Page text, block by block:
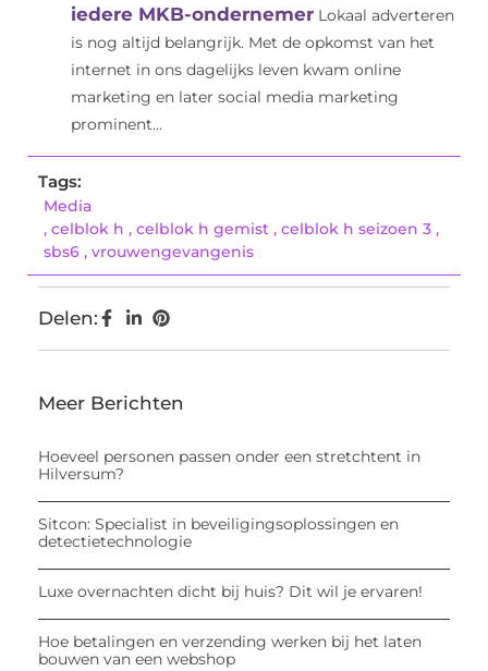
iedere MKB-ondernemer Lokaal adverteren
is nog altijd belangrijk. Met de opkomst van het
internet in ons dagelijks leven kwam online
marketing en later social media marketing
prominent...
Tags:
Media
, celblok h , celblok h gemist , celblok h seizoen 3 ,
sbs6 , vrouwengevangenis
Delen:
Meer Berichten
Hoeveel personen passen onder een stretchtent in
Hilversum?
Sitcon: Specialist in beveiligingsoplossingen en
detectietechnologie
Luxe overnachten dicht bij huis? Dit wil je ervaren!
Hoe betalingen en verzending werken bij het laten
bouwen van een webshop